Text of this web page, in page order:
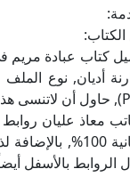
معاذ عليان
مجانية 100%,
الروابط بالأسفل